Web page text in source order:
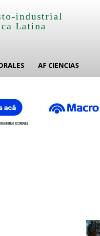
industrial
Latina
AF CIENCIAS